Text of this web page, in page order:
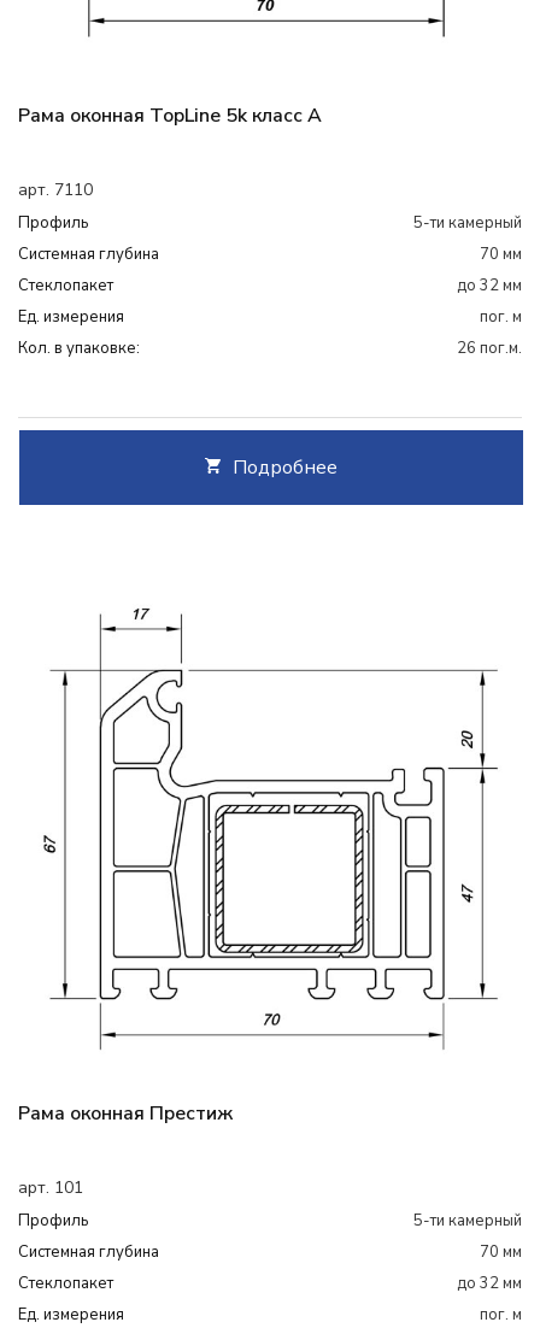
Рама оконная TopLine 5k класс А
арт. 7110
Профиль
5-ти камерный
Системная глубина
70 мм
Cтеклопакет
до 32 мм
Ед. измерения
пог. м
Кол. в упаковке:
26 пог.м.
Подробнее
Рама оконная Престиж
арт. 101
Профиль
5-ти камерный
Системная глубина
70 мм
Cтеклопакет
до 32 мм
Ед. измерения
пог. м